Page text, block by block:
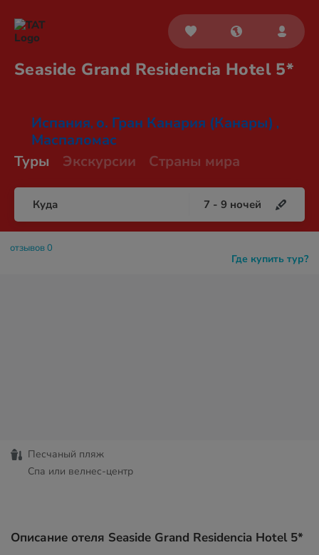
Seaside Grand Residencia Hotel 5*
Испания, о. Гран Канария (Канары) ,
Маспаломас
Туры
Экскурсии Страны мира
Куда 7 - 9 ночей
Где купить тур?
отзывов 0
Песчаный пляж
Спа или велнес-центр
Описание отеля Seaside Grand Residencia Hotel 5*